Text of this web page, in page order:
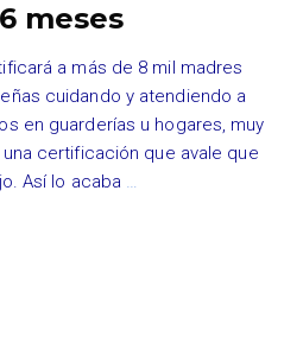
meses
a más de 8 mil madres
cuidando y atendiendo a
en guarderías u hogares, muy
certificación que avale que
Así lo acaba …